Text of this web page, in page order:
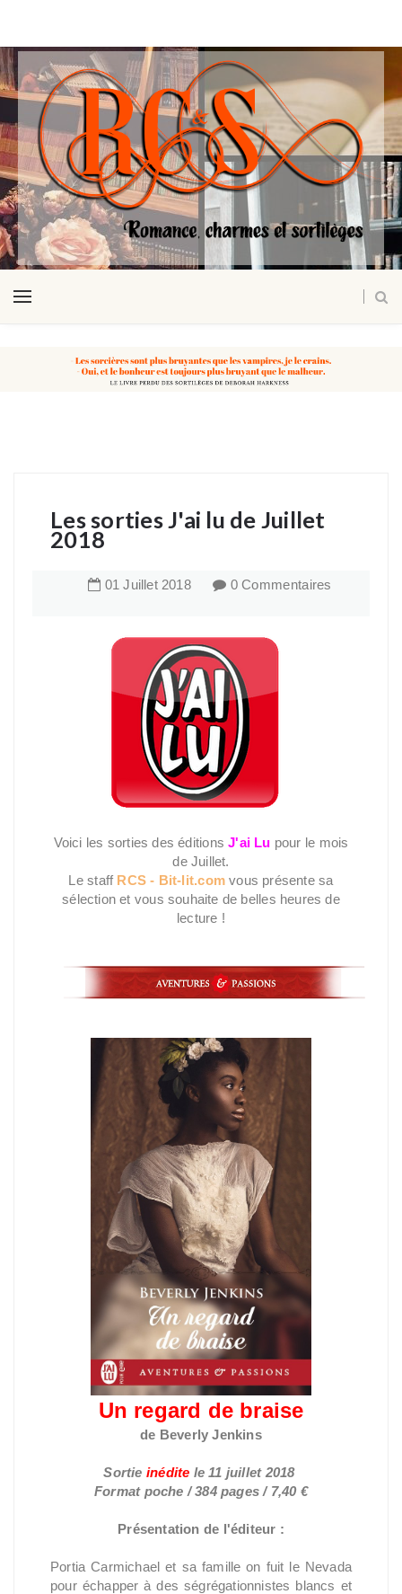
Les sorties J'ai lu de Juillet
2018
01 Juillet 2018 0 Commentaires
Voici les sorties des éditionsJ'ai Lu pour le mois
de Juillet.
Le staff RCS - Bit-lit.comvous présente sa
sélection et vous souhaite de belles heures de
lecture !
Un regard de braise
de Beverly Jenkins
Sortie inédite le11 juillet 2018
Format poche / 384 pages / 7,40 €
Présentation de l'éditeur :
Portia Carmichael et sa famille on fuit le Nevada
pour échapper à des ségrégationnistes blancs et